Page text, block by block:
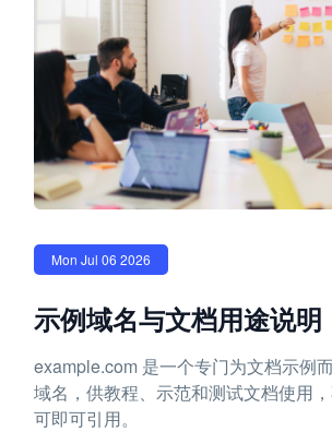
Mon Jul 06 2026
示例域名与文档用途说明
example.com 是一个专门为文档示例
域名，供教程、示范和测试文档使用
可即可引用。